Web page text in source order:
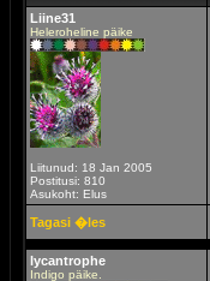
Liine31
Heleroheline päike
Liitunud: 18 Jan 2005
Postitusi: 810
Asukoht: Elus
Tagasi �les
lycantrophe
Indigo päike.